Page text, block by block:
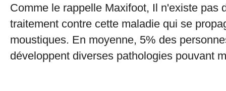
Comme le rappelle Maxifoot, Il n'existe pas
traitement contre cette maladie qui se
moustiques. En moyenne, 5% des
développent diverses pathologies pouvant